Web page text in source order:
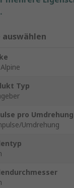
auswählen
Typ
pro Umdrehung
Umdrehung